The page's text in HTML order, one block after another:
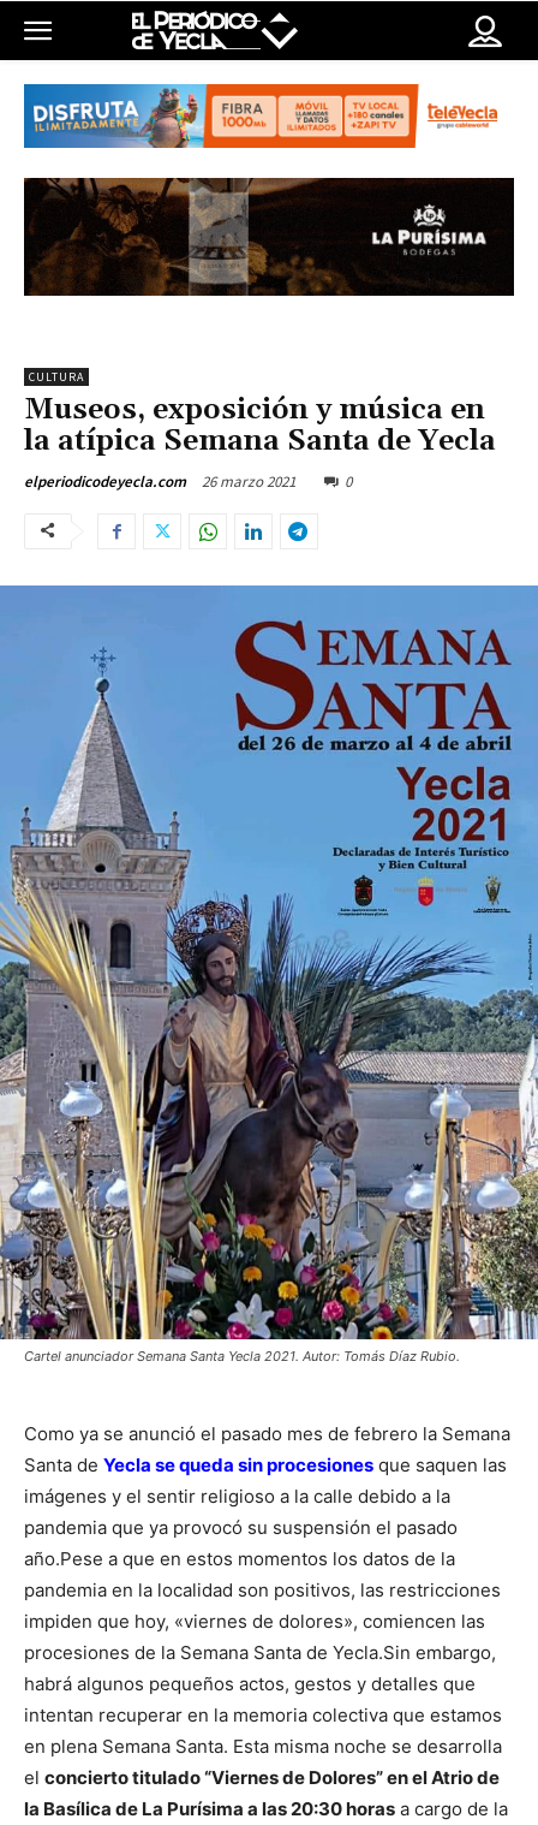
CULTURA
Museos, exposición y música en
la atípica Semana Santa de Yecla
elperiodicodeyecla.com 26 marzo 2021 0
Cartel anunciador Semana Santa Yecla 2021. Autor: Tomás Díaz Rubio.
Como ya se anunció el pasado mes de febrero la Semana
Santa de Yecla se queda sin procesiones que saquen las
imágenes y el sentir religioso a la calle debido a la
pandemia que ya provocó su suspensión el pasado
año.Pese a que en estos momentos los datos de la
pandemia en la localidad son positivos, las restricciones
impiden que hoy, «viernes de dolores», comiencen las
procesiones de la Semana Santa de Yecla.Sin embargo,
habrá algunos pequeños actos, gestos y detalles que
intentan recuperar en la memoria colectiva que estamos
en plena Semana Santa. Esta misma noche se desarrolla
el concierto titulado “Viernes de Dolores” en el Atrio de
la Basílica de La Purísima a las 20:30 horas a cargo de la